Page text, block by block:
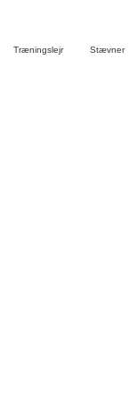
Træningslejr Stævner